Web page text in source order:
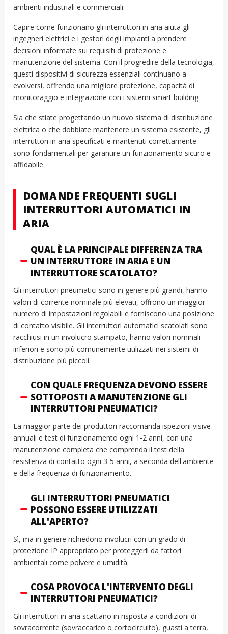
ambienti industriali e commerciali.
Capire come funzionano gli interruttori in aria aiuta gli
ingegneri elettrici e i gestori degli impianti a prendere
decisioni informate sui requisiti di protezione e
manutenzione del sistema. Con il progredire della tecnologia,
questi dispositivi di sicurezza essenziali continuano a
evolversi, offrendo una migliore protezione, capacità di
monitoraggio e integrazione con i sistemi smart building.
Sia che stiate progettando un nuovo sistema di distribuzione
elettrica o che dobbiate mantenere un sistema esistente, gli
interruttori in aria specificati e mantenuti correttamente
sono fondamentali per garantire un funzionamento sicuro e
affidabile.
DOMANDE FREQUENTI SUGLI
INTERRUTTORI AUTOMATICI IN
ARIA
QUAL È LA PRINCIPALE DIFFERENZA TRA
UN INTERRUTTORE IN ARIA E UN
INTERRUTTORE SCATOLATO?
Gli interruttori pneumatici sono in genere più grandi, hanno
valori di corrente nominale più elevati, offrono un maggior
numero di impostazioni regolabili e forniscono una posizione
di contatto visibile. Gli interruttori automatici scatolati sono
racchiusi in un involucro stampato, hanno valori nominali
inferiori e sono più comunemente utilizzati nei sistemi di
distribuzione più piccoli.
CON QUALE FREQUENZA DEVONO ESSERE
SOTTOPOSTI A MANUTENZIONE GLI
INTERRUTTORI PNEUMATICI?
La maggior parte dei produttori raccomanda ispezioni visive
annuali e test di funzionamento ogni 1-2 anni, con una
manutenzione completa che comprenda il test della
resistenza di contatto ogni 3-5 anni, a seconda dell'ambiente
e della frequenza di funzionamento.
GLI INTERRUTTORI PNEUMATICI
POSSONO ESSERE UTILIZZATI
ALL'APERTO?
Sì, ma in genere richiedono involucri con un grado di
protezione IP appropriato per proteggerli da fattori
ambientali come polvere e umidità.
COSA PROVOCA L'INTERVENTO DEGLI
INTERRUTTORI PNEUMATICI?
Gli interruttori in aria scattano in risposta a condizioni di
sovracorrente (sovraccarico o cortocircuito), guasti a terra,